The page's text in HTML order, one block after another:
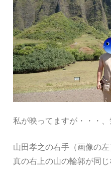
私が映ってますが・・・、
山田孝之の右手（画像の
真の右上の山の輪郭が同